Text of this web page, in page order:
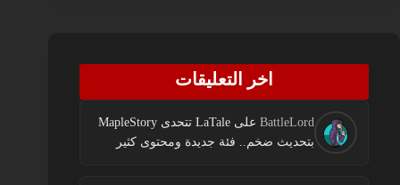
اخر التعليقات
BattleLord على
LaTale تتحدى MapleStory
بتحديث ضخم.. فئة جديدة ومحتوى كثير